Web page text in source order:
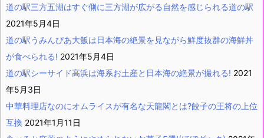
道の駅三方五湖はすぐ側に三方湖が広がる自然を感じられる道の駅
2021年5月4日
道の駅うみんぴあ大飯は日本海の絶景を見ながら鮮度抜群の海鮮丼
が食べられる! 2021年5月4日
道の駅シーサイド高浜は海系お土産と日本海の絶景が撮れる! 2021
年5月3日
中華料理店なのにオムライスが有名な天龍閣とは?餃子の王将の上位
互換 2021年1月11日